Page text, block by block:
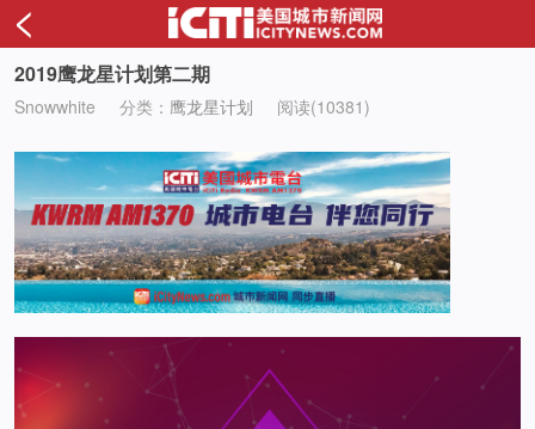
<
2019鹰龙星计划第二期
Snowwhite 分类： 鹰龙星计划 阅读(10381)